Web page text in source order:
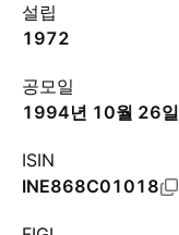
설립
1972
공모일
1994년 10월 26일
ISIN
INE868C01018